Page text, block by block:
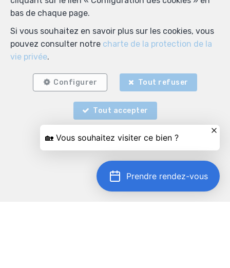
Localiser sur la carte
bas de chaque page.
Si vous souhaitez en savoir plus sur les cookies, vous
pouvez consulter notre charte de la protection de la
vie privée.
Configurer Tout refuser
Tout accepter
Prendre rendez-vous